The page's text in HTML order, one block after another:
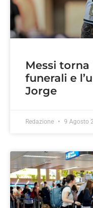
Messi
funerali e
Jorge
Redazione 9 Agosto